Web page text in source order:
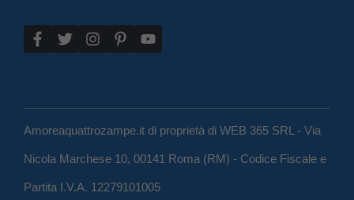
Amoreaquattrozampe.it di proprietà di WEB 365 SRL - Via
Nicola Marchese 10, 00141 Roma (RM) - Codice Fiscale e
Partita I.V.A. 12279101005